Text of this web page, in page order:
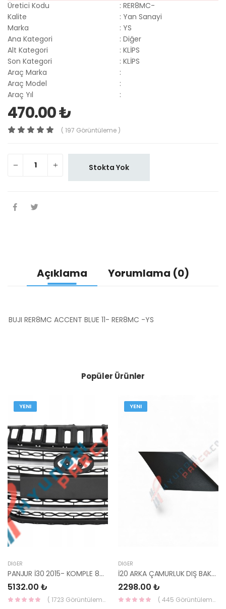
Üretici Kodu
: RER8MC-
Kalite
: Yan Sanayi
Marka
: YS
Ana Kategori
: Diğer
Alt Kategori
: KLİPS
Son Kategori
: KLİPS
Araç Marka
:
Araç Model
:
Araç Yıl
:
470.00 ₺
( 197 Görüntüleme )
Stokta Yok
Açıklama Yorumlama (0)
BUJI RER8MC ACCENT BLUE 11- RER8MC -YS
Popüler Ürünler
YENI
DIĞER
PANJUR İ30 2015- KOMPLE 86350-A6800-YS
5132.00 ₺
( 1723 Görüntüleme )
YENI
DIĞER
İ20 ARKA ÇAMURLUK DIŞ BAKALİTİ SOL 2015- ( PARLAK SİYAH ) 87360-C8000-YS
2298.00 ₺
( 445 Görüntüleme )